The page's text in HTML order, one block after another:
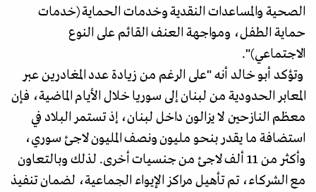
الصحية والمساعدات النقدية وخدمات الحماية (خدمات
حماية الطفل، ومواجهة العنف القائم على النوع
الاجتماعي)".
وتؤكد أبو خالد أنه "على الرغم من زيادة عدد المغادرين عبر
المعابر الحدودية من لبنان إلى سوريا خلال الأيام الماضية، فإن
معظم النازحين لا يزالون داخل لبنان، إذ تستمر البلاد في
استضافة ما يقدر بنحو مليون ونصف المليون لاجئ سوري،
وأكثر من 11 ألف لاجئ من جنسيات أخرى. لذلك وبالتعاون
مع الشركاء، تم تأهيل مراكز الإيواء الجماعية، لضمان تنفيذ